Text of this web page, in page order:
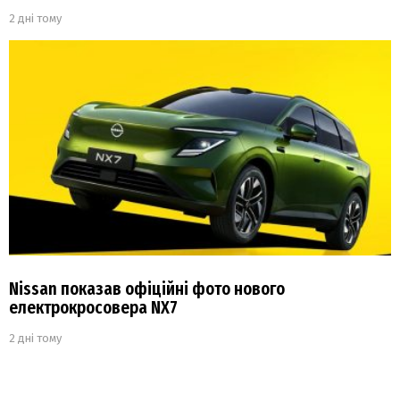
2 дні тому
Nissan показав офіційні фото нового
електрокросовера NX7
2 дні тому